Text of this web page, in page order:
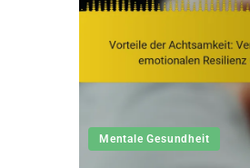
Mentale Gesundheit